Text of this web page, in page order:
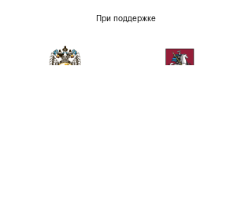
При поддержке